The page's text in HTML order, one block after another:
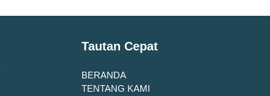
Tautan Cepat
BERANDA
TENTANG KAMI